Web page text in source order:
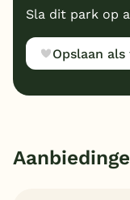
Sla dit park op
Opslaan